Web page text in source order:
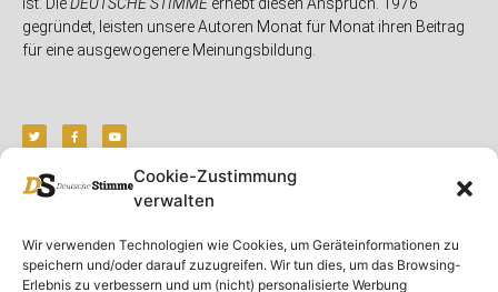
Cookie-Zustimmung
verwalten
Wir verwenden Technologien wie Cookies, um Geräteinformationen zu
speichern und/oder darauf zuzugreifen. Wir tun dies, um das Browsing-
Erlebnis zu verbessern und um (nicht) personalisierte Werbung
gegründet, leisten unsere Autoren Monat für Monat ihren Beitrag
für eine ausgewogenere Meinungsbildung.
Unser Magazin
Spenden
Ausgaben
Rubriken
Deutschland
Ausland
Rechtliche Hinweise
Impressum